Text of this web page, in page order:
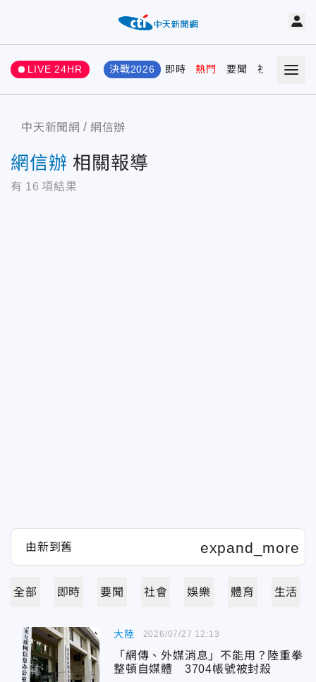
LIVE 24HR 決戰2026 即時 熱門 要聞 社會 娛樂
中天新聞網 網信辦
網信辦 相關報導
有 16 項結果
全部 即時 要聞 社會 娛樂 體育 生活
大陸
「網傳、外媒消息」不能用？陸重拳
整頓自媒體 3704帳號被封殺
2026/07/27 12:13